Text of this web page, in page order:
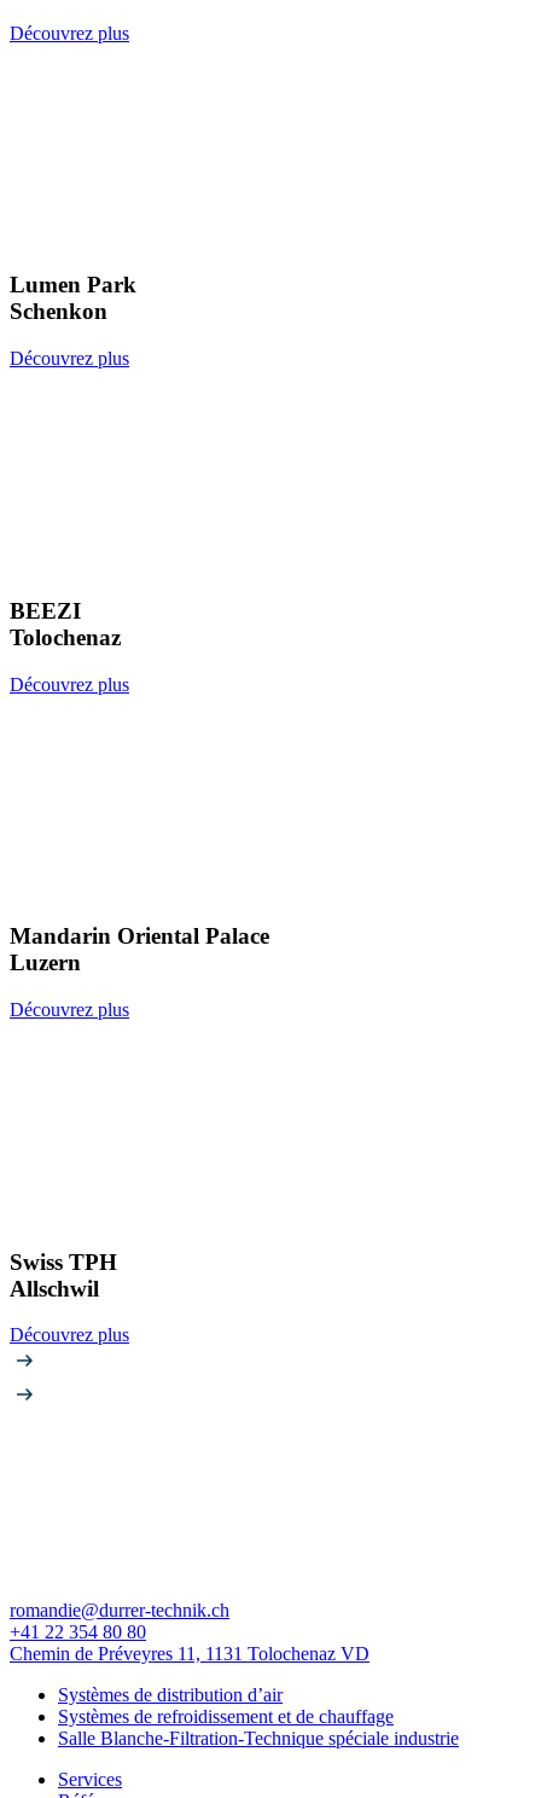
Découvrez plus
Lumen Park
Schenkon
Découvrez plus
BEEZI
Tolochenaz
Découvrez plus
Mandarin Oriental Palace
Luzern
Découvrez plus
Swiss TPH
Allschwil
Découvrez plus
romandie@durrer-technik.ch
+41 22 354 80 80
Chemin de Préveyres 11, 1131 Tolochenaz VD
Systèmes de distribution d’air
Systèmes de refroidissement et de chauffage
Salle Blanche-Filtration-Technique spéciale industrie
Services